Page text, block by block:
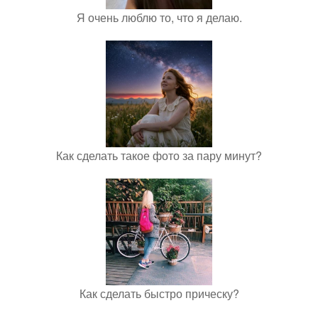
Я очень люблю то, что я делаю.
Как сделать такое фото за пару минут?
Как сделать быстро прическу?